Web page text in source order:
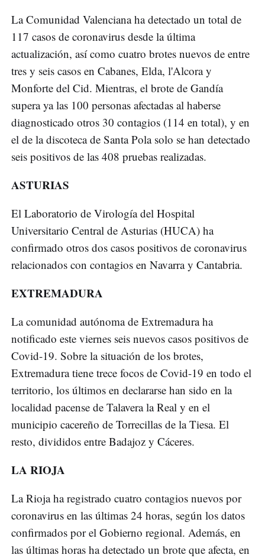
La Comunidad Valenciana ha detectado un total de
117 casos de coronavirus desde la última
actualización, así como cuatro brotes nuevos de entre
tres y seis casos en Cabanes, Elda, l'Alcora y
Monforte del Cid. Mientras, el brote de Gandía
supera ya las 100 personas afectadas al haberse
diagnosticado otros 30 contagios (114 en total), y en
el de la discoteca de Santa Pola solo se han detectado
seis positivos de las 408 pruebas realizadas.
ASTURIAS
El Laboratorio de Virología del Hospital
Universitario Central de Asturias (HUCA) ha
confirmado otros dos casos positivos de coronavirus
relacionados con contagios en Navarra y Cantabria.
EXTREMADURA
La comunidad autónoma de Extremadura ha
notificado este viernes seis nuevos casos positivos de
Covid-19. Sobre la situación de los brotes,
Extremadura tiene trece focos de Covid-19 en todo el
territorio, los últimos en declararse han sido en la
localidad pacense de Talavera la Real y en el
municipio cacereño de Torrecillas de la Tiesa. El
resto, divididos entre Badajoz y Cáceres.
LA RIOJA
La Rioja ha registrado cuatro contagios nuevos por
coronavirus en las últimas 24 horas, según los datos
confirmados por el Gobierno regional. Además, en
las últimas horas ha detectado un brote que afecta, en